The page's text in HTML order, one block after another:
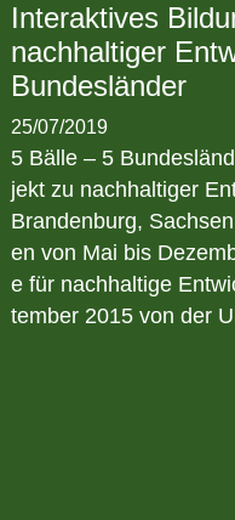
Interaktives
nachhaltiger
Bundesländer
25/07/2019
5 Bälle – 5
jekt zu nachhaltiger
Brandenburg,
en von Mai bis
e für nachhaltige
tember 2015 von der